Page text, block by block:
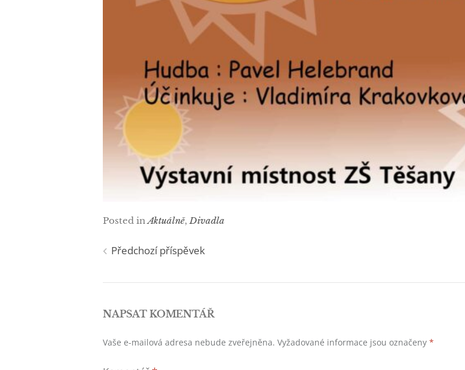
Posted inAktuálně,Divadla
Navigace
pro
příspěvek
Předchozí příspěvek
NAPSAT KOMENTÁŘ
Vaše e-mailová adresa nebude zveřejněna. Vyžadované informace jsou označeny *